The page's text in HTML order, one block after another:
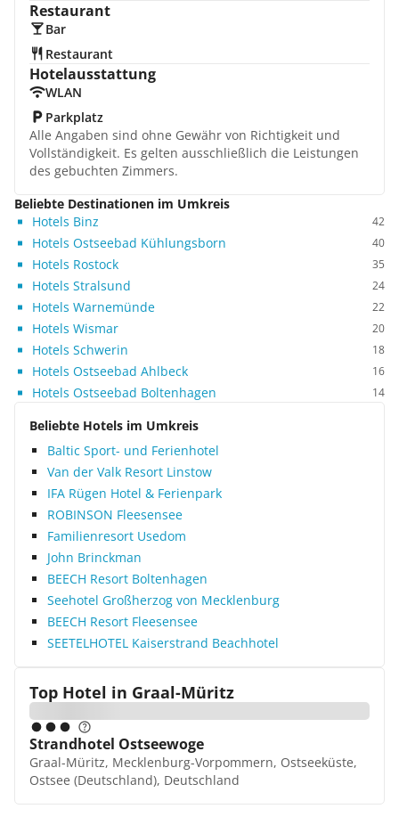
Restaurant
Bar
Restaurant
Hotelausstattung
WLAN
Parkplatz
Alle Angaben sind ohne Gewähr von Richtigkeit und
Vollständigkeit. Es gelten ausschließlich die Leistungen
des gebuchten Zimmers.
Beliebte Destinationen im Umkreis
Hotels Binz
42
Hotels Ostseebad Kühlungsborn 40
Hotels Rostock 35
Hotels Stralsund 24
Hotels Warnemünde 22
Hotels Wismar 20
Hotels Schwerin 18
Hotels Ostseebad Ahlbeck 16
Hotels Ostseebad Boltenhagen 14
Beliebte Hotels im Umkreis
Baltic Sport- und Ferienhotel
Van der Valk Resort Linstow
IFA Rügen Hotel & Ferienpark
ROBINSON Fleesensee
Familienresort Usedom
John Brinckman
BEECH Resort Boltenhagen
Seehotel Großherzog von Mecklenburg
BEECH Resort Fleesensee
SEETELHOTEL Kaiserstrand Beachhotel
Top Hotel in Graal-Müritz
Strandhotel Ostseewoge
Graal-Müritz, Mecklenburg-Vorpommern, Ostseeküste,
Ostsee (Deutschland), Deutschland